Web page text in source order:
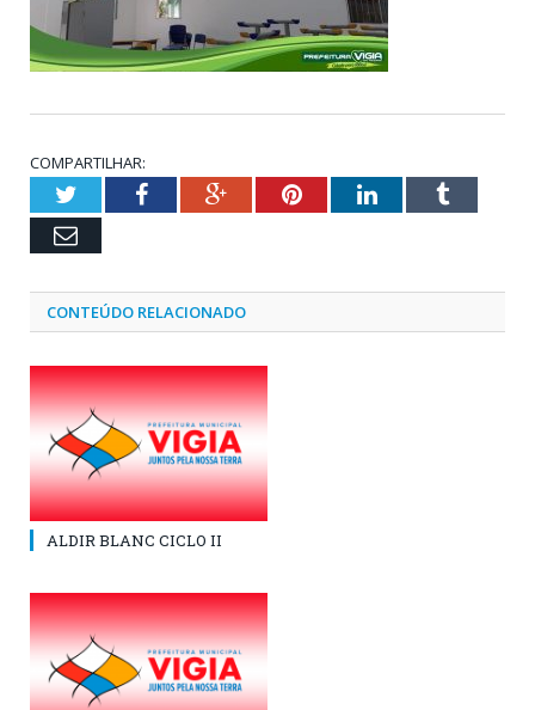
COMPARTILHAR:
TwitterFacebookGoogle+PinterestLinkedInTumblr
Email
CONTEÚDO RELACIONADO
ALDIR BLANC CICLO II